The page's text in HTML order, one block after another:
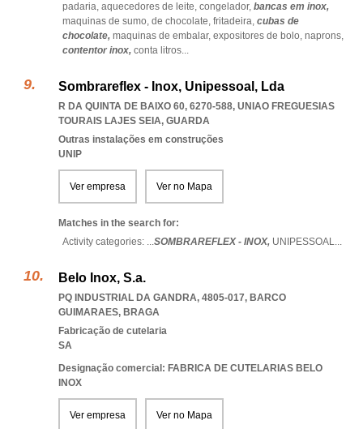
padaria, aquecedores de leite, congelador, bancas em inox,
maquinas de sumo, de chocolate, fritadeira, cubas de
chocolate, maquinas de embalar, expositores de bolo, naprons,
contentor inox, conta litros...
Sombrareflex - Inox, Unipessoal, Lda
R DA QUINTA DE BAIXO 60, 6270-588, UNIAO FREGUESIAS
TOURAIS LAJES SEIA, GUARDA
Outras instalações em construções
UNIP
Ver empresa Ver no Mapa
Matches in the search for:
Activity categories: ...SOMBRAREFLEX - INOX, UNIPESSOAL...
Belo Inox, S.a.
PQ INDUSTRIAL DA GANDRA, 4805-017, BARCO
GUIMARAES, BRAGA
Fabricação de cutelaria
SA
Designação comercial: FABRICA DE CUTELARIAS BELO
INOX
Ver empresa Ver no Mapa